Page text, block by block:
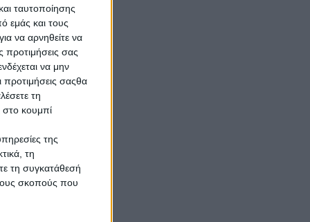
ταυτοποίησης
εμάς και τους
να αρνηθείτε να
προτιμήσεις σας
να μην
προτιμήσεις σαςθα
τη
στο κουμπί
της
τη
τη συγκατάθεσή
σκοπούς που